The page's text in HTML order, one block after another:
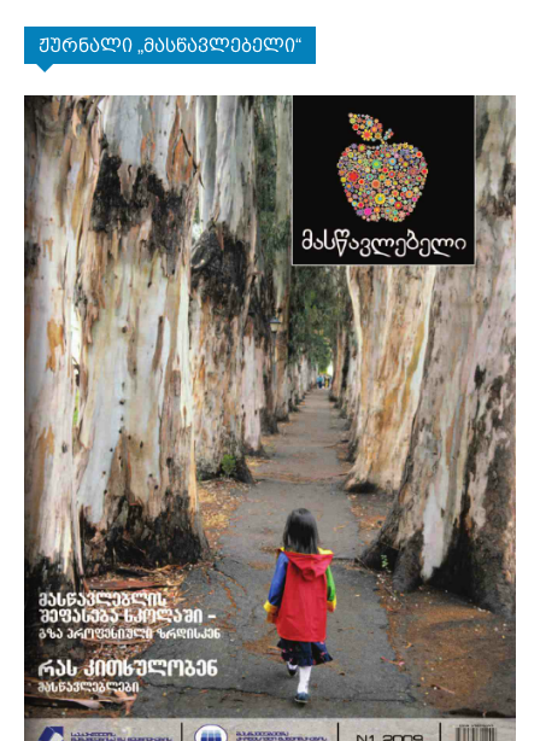
ჟურნალი „მასწავლებელი“